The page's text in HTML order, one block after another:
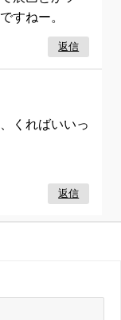
すねー。
返信
くればいいっ
返信